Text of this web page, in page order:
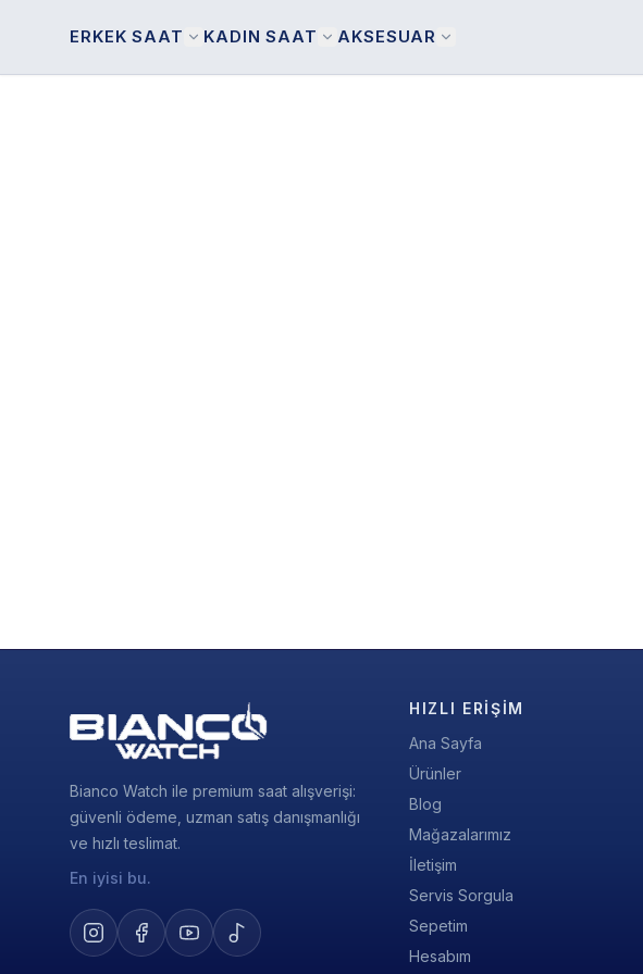
ERKEK SAAT KADIN SAAT AKSESUAR
Bianco Watch ile premium saat alışverişi:
güvenli ödeme, uzman satış danışmanlığı
ve hızlı teslimat.
En iyisi bu.
HIZLI ERIŞIM
Ana Sayfa
Ürünler
Blog
Mağazalarımız
İletişim
Servis Sorgula
Sepetim
Hesabım